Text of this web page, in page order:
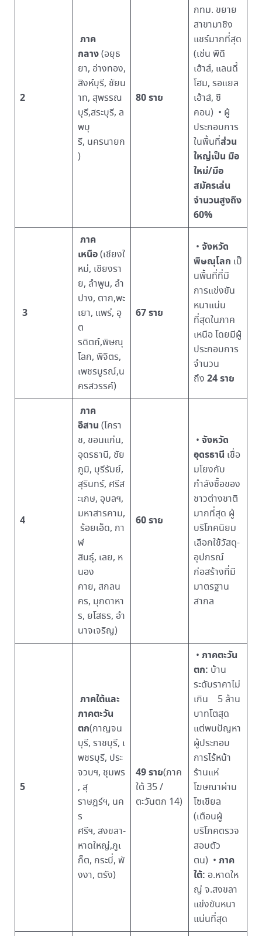
2
ภาค
กลาง(อยุธ
ยา, อ่างทอง,
สิงห์บุรี, ชัยน
าท, สุพรรณ
บุรี,สระบุรี, ล
พบุ
รี, นครนายก
)
80 ราย
กทม. ขยาย
สาขามาชิง
แชร์มากที่สุด
(เช่น พีดี
เฮ้าส์, แลนดี้
โฮม, รอแยล
เฮ้าส์, ซี
คอน) • ผู้
ประกอบการ
ในพื้นที่ส่วน
ใหญ่เป็น มือ
ใหม่/มือ
สมัครเล่น
จำนวนสูงถึง
60%
3
ภาค
เหนือ(เชียงใ
หม่, เชียงรา
ย, ลำพูน, ลำ
ปาง, ตาก,พะ
เยา, แพร่, อุ
ต
รดิตถ์,พิษณุ
โลก, พิจิตร,
เพชรบูรณ์,น
ครสวรรค์)
67 ราย
• จังหวัด
พิษณุโลก เป็
นพื้นที่ที่มี
การแข่งขัน
หนาแน่น
ที่สุดในภาค
เหนือ โดยมีผู้
ประกอบการ
จำนวน
ถึง 24 ราย
4
ภาค
อีสาน (โครา
ช, ขอนแก่น,
อุดรธานี, ชัย
ภูมิ, บุรีรัมย์,
สุรินทร์, ศรีส
ะเกษ, อุบลฯ,
มหาสารคาม,
ร้อยเอ็ด, กา
ฬ
สินธุ์, เลย, ห
นอง
คาย, สกลน
คร, มุกดาหา
ร, ยโสธร, อำ
นาจเจริญ)
60 ราย
• จังหวัด
อุดรธานี เชื่อ
มโยงกับ
กำลังซื้อของ
ชาวต่างชาติ
มากที่สุด ผู้
บริโภคนิยม
เลือกใช้วัสดุ-
อุปกรณ์
ก่อสร้างที่มี
มาตรฐาน
สากล
5
ภาคใต้และ
ภาคตะวัน
ตก(กาญจน
บุรี, ราชบุรี, เ
พชรบุรี, ประ
จวบฯ, ชุมพร
, สุ
ราษฎร์ฯ, นค
ร
ศรีฯ, สงขลา-
หาดใหญ่,ภูเ
ก็ต, กระบี่, พั
งงา, ตรัง)
49 ราย(ภาค
ใต้ 35 /
ตะวันตก 14)
• ภาคตะวัน
ตก: บ้าน
ระดับราคาไม่
เกิน 5 ล้าน
บาทโตสุด
แต่พบปัญหา
ผู้ประกอบ
การไร้หน้า
ร้านแห่
โฆษณาผ่าน
โซเชียล
(เตือนผู้
บริโภคตรวจ
สอบตัว
ตน) • ภาค
ใต้: อ.หาดให
ญ่ จ.สงขลา
แข่งขันหนา
แน่นที่สุด